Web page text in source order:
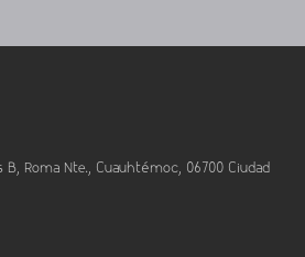
B, Roma Nte., Cuauhtémoc, 06700 Ciudad